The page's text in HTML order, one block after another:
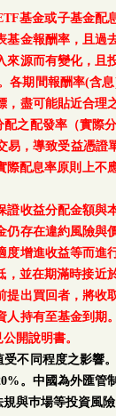
基金或子基金配
金報酬率，且過
源而有變化，且
各期間報酬率(含
盡可能貼近合理
之配發率（實際
，導致受益憑證
配息率原則上不
收益分配金額與
存在違約風險與
增進收益等而進
並在期滿時接近
出買回者，將收
持有至基金到期
開說明書。
不同程度之影響
。中國為外匯管
與巿場等投資風險